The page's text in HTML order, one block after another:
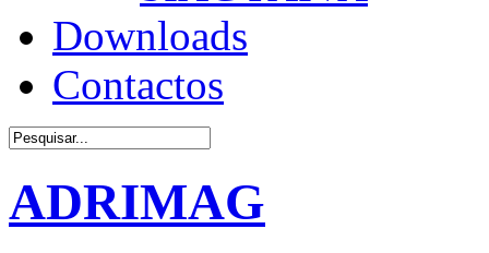
Downloads
Contactos
ADRIMAG